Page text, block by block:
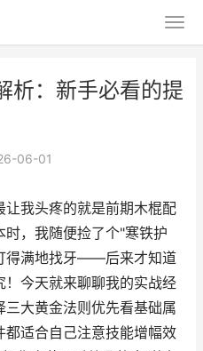
析：新手必看的提
06-01
我头疼的就是前期木棍配
，我随便捡了个"寒铁护
得满地找牙——后来才知道
今天就来聊聊我的实战经
大黄金法则优先看基础属
适合自己注意技能增幅效